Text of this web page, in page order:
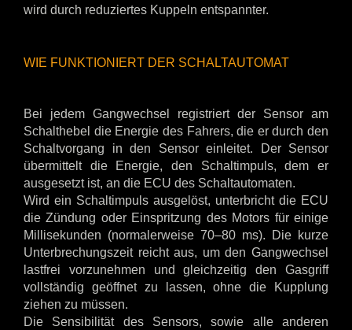
wird durch reduziertes Kuppeln entspannter.
WIE FUNKTIONIERT DER SCHALTAUTOMAT
Bei jedem Gangwechsel registriert der Sensor am
Schalthebel die Energie des Fahrers, die er durch den
Schaltvorgang in den Sensor einleitet. Der Sensor
übermittelt die Energie, den Schaltimpuls, dem er
ausgesetzt ist, an die ECU des Schaltautomaten.
Wird ein Schaltimpuls ausgelöst, unterbricht die ECU
die Zündung oder Einspritzung des Motors für einige
Millisekunden (normalerweise 70–80 ms). Die kurze
Unterbrechungszeit reicht aus, um den Gangwechsel
lastfrei vorzunehmen und gleichzeitig den Gasgriff
vollständig geöffnet zu lassen, ohne die Kupplung
ziehen zu müssen.
Die Sensibilität des Sensors, sowie alle anderen